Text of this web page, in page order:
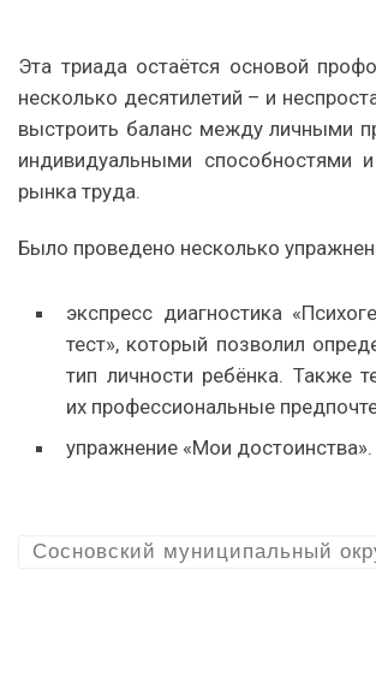
Эта триада остаётся основой
несколько десятилетий – и
выстроить баланс между личными
индивидуальными способностями
рынка труда.
Было проведено несколько
экспресс диагностика
тест», который позволил
тип личности ребёнка. Также
их профессиональные
упражнение «Мои достоинства».
Сосновский муниципальный